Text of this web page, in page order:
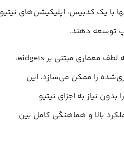
با یک کدبیس، اپلیکیشن‌های نیتیو
Flutter از زبان برنامه‌نویسی Dart استفاده می‌کند و به لطف معماری مبتنی بر widgets،
را ممکن می‌سازد. این
فریم‌ورک با استفاده از موتور رندر اختصاصی خود، UI را بدون نیاز به اجزای نیتیو
بالا و هماهنگی کامل بین